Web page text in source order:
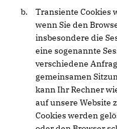
Transiente Cookies
wenn Sie den
insbesondere die
eine sogenannte
verschiedene
gemeinsamen
kann Ihr Rechner
auf unsere Website
Cookies werden